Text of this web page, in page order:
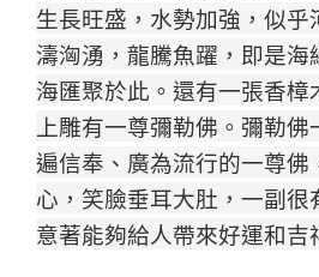
生長旺盛，水勢加強，似乎
濤洶湧，龍騰魚躍，即是海
海匯聚於此。 還有一張香樟
上雕有一尊彌勒佛。 彌勒佛
遍信奉、廣為流行的一尊佛
心，笑臉垂耳大肚，一副很
意著能夠給人帶來好運和吉